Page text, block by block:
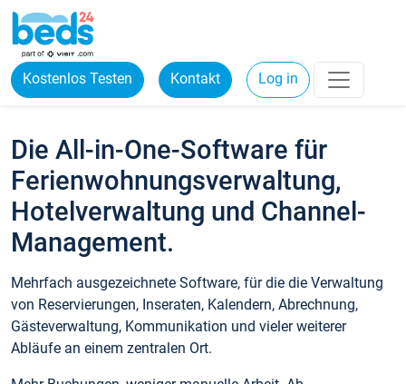
Kostenlos Testen Kontakt Log in
Die All-in-One-Software für
Ferienwohnungsverwaltung,
Hotelverwaltung und Channel-
Management.
Mehrfach ausgezeichnete Software, für die die Verwaltung
von Reservierungen, Inseraten, Kalendern, Abrechnung,
Gästeverwaltung, Kommunikation und vieler weiterer
Abläufe an einem zentralen Ort.